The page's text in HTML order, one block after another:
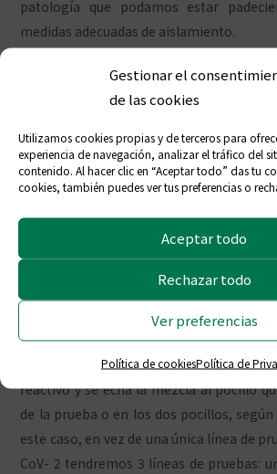
Gestionar el
de las cookies
Utilizamos cookies propias y de terceros para
experiencia de navegación, analizar el tráfico del
contenido. Al hacer clic en “Aceptar todo” das tu
cookies, también puedes ver tus preferencias o
Aceptar todo
Rechazar todo
Ver preferencias
Política de cookiesPolítica de
patología que podamos estar
medidas adecuadas de aislamiento.
¿Qué son
Este tipo de test tienen el mismo
pruebas convencionales a las
acostumbrados. La toma de muestra
saliva y una vez obtenida la muestra,
reactivo y se echa la mezcla al pocillo
de la prueba o en los dos pocillos,
este caso, en vez de una única línea de
CoV- 2 tendremos 3 líneas de pruebas: